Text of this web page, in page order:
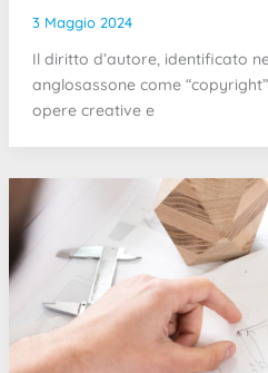
3 Maggio 2024
Il diritto d’autore, identificato
anglosassone come
opere creative e